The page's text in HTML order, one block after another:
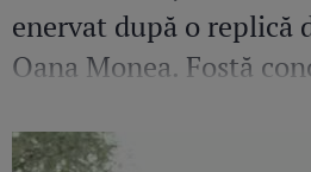
enervat după o replică
Oana Monea. Fostă